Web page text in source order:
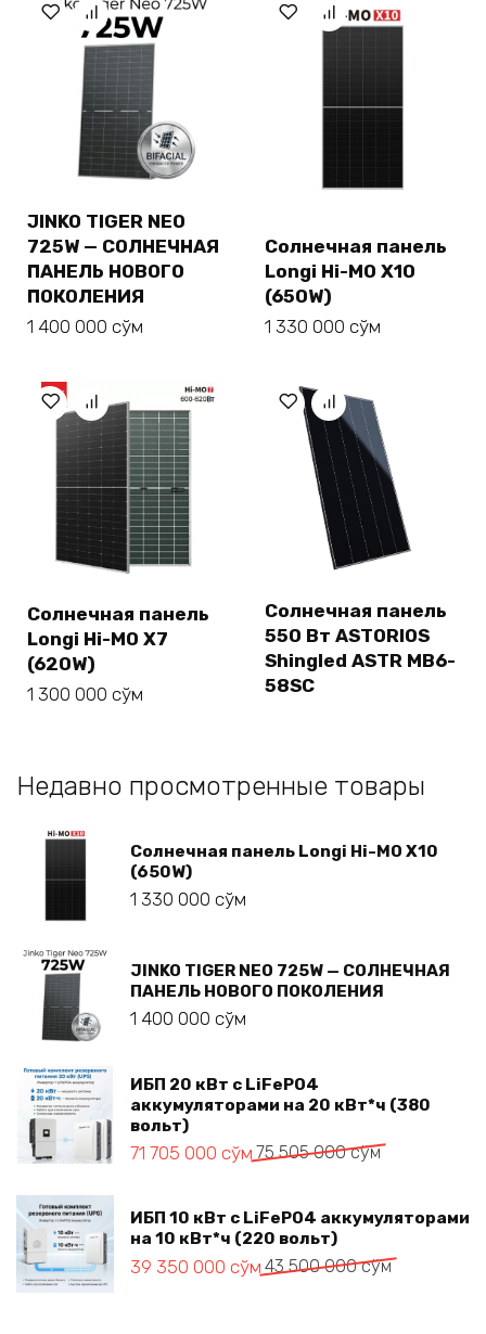
JINKO TIGER NEO
725W — СОЛНЕЧНАЯ
ПАНЕЛЬ НОВОГО
ПОКОЛЕНИЯ
1 400 000 сўм
Солнечная панель
Longi Hi-MO X10
(650W)
1 330 000 сўм
Солнечная панель
Longi Hi-MO X7
(620W)
1 300 000 сўм
Солнечная панель
550 Вт ASTORIOS
Shingled ASTR MB6-
58SC
Недавно просмотренные товары
Солнечная панель Longi Hi-MO X10
(650W)
1 330 000 сўм
JINKO TIGER NEO 725W — СОЛНЕЧНАЯ
ПАНЕЛЬ НОВОГО ПОКОЛЕНИЯ
1 400 000 сўм
ИБП 20 кВт с LiFePO4
аккумуляторами на 20 кВт*ч (380
вольт)
75 505 000сўм
Первоначальная
75 505 000 сўм.
71 705 000 сўм
Текущая
ИБП 10 кВт с LiFePO4 аккумуляторами
на 10 кВт*ч (220 вольт)
43 500 000сўм
Первоначальная
39 350 000 сўм
Текущая